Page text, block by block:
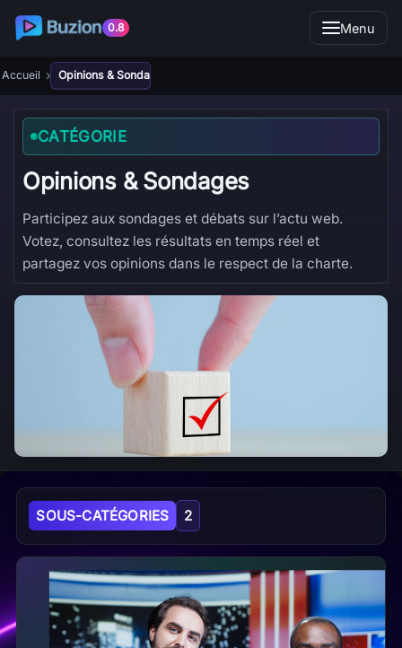
0.8 Menu
Accueil › Opinions & Sondages
CATÉGORIE
Opinions & Sondages
Participez aux sondages et débats sur l’actu web.
Votez, consultez les résultats en temps réel et
partagez vos opinions dans le respect de la charte.
Sous-catégories
SOUS-CATÉGORIES 2